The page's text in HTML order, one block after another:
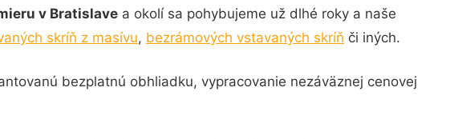
v Bratislave a okolí sa pohybujeme už dlhé roky a naše
skríň z masívu, bezrámových vstavaných skríň či iných.
bezplatnú obhliadku, vypracovanie nezáväznej cenovej